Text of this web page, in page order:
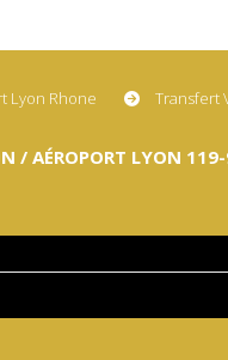
Lyon Rhone Transfert
/ AÉROPORT LYON